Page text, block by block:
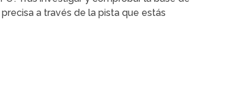
a través de la pista que estás